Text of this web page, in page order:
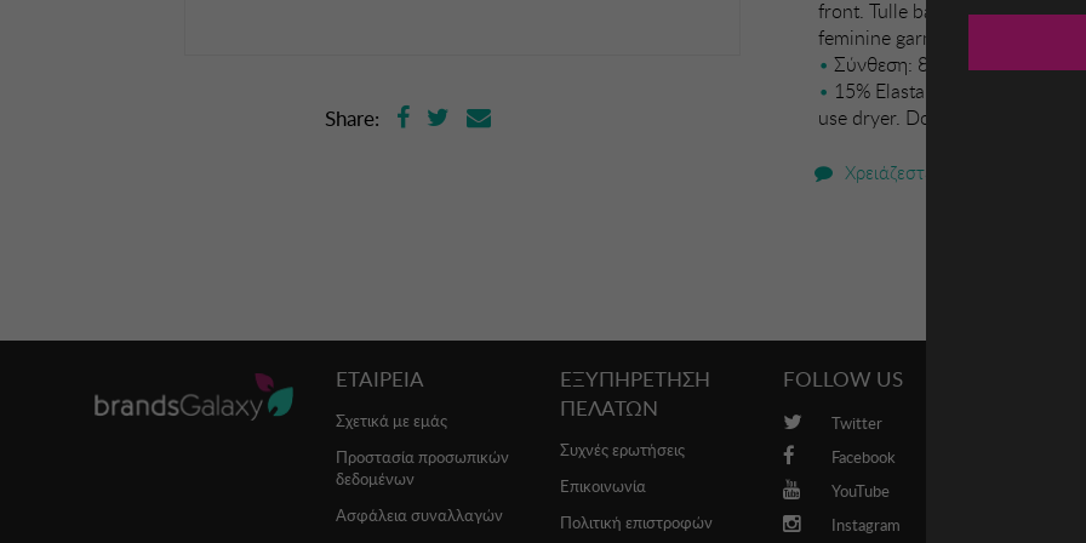
Share:
front. Tulle back so it doesnt
feminine garment ideal for
Σύνθεση: 85% Polyamide
15% Elastane. Handwash.
use dryer. Do not dry clean.
Χρειάζεστε βοήθεια;
ΕΤΑΙΡΕΙΑ
Σχετικά με εμάς
Προστασία προσωπικών
δεδομένων
Ασφάλεια συναλλαγών
ΕΞΥΠΗΡΕΤΗΣΗ
ΠΕΛΑΤΩΝ
Συχνές ερωτήσεις
Επικοινωνία
Πολιτική επιστροφών
FOLLOW US
Twitter
Facebook
YouTube
Instagram